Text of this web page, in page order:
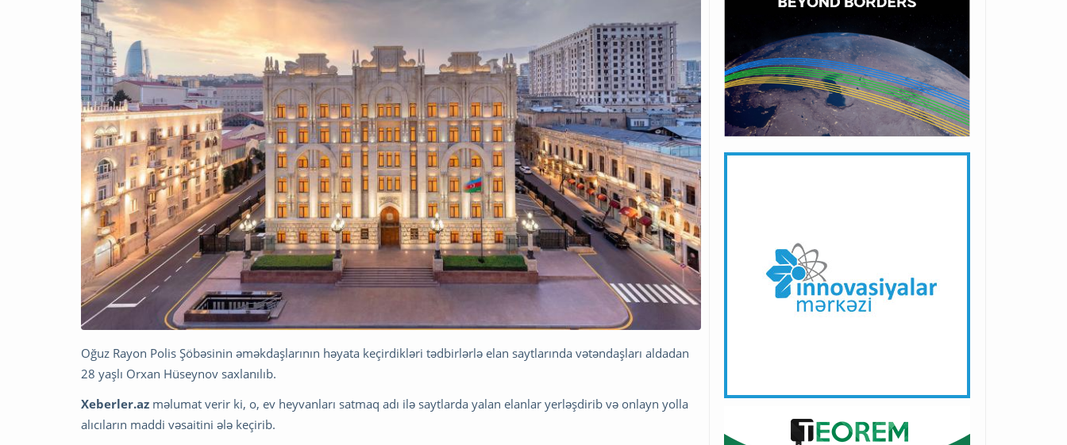
Oğuz Rayon Polis Şöbəsinin əməkdaşlarının həyata keçirdikləri tədbirlərlə elan saytlarında vətəndaşları aldadan
28 yaşlı Orxan Hüseynov saxlanılıb.
Xeberler.az məlumat verir ki, o, ev heyvanları satmaq adı ilə saytlarda yalan elanlar yerləşdirib və onlayn yolla
alıcıların maddi vəsaitini ələ keçirib.